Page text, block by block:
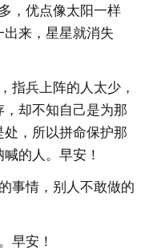
，优点像太阳一样
来，星星就消失
指兵上阵的人太少，
却不知自己是为那
处，所以拼命保护那
的人。早安！
事情，别人不敢做的
早安！